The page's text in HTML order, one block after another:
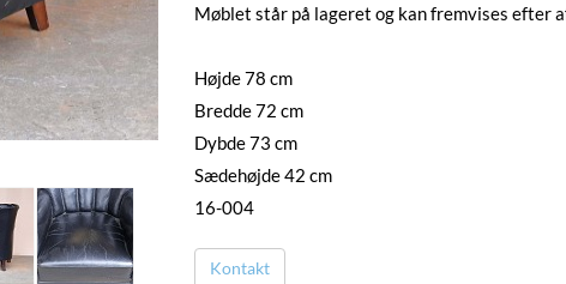
Møblet står på lageret og kan fremvises efter
Højde 78 cm
Bredde 72 cm
Dybde 73 cm
Sædehøjde 42 cm
16-004
Kontakt